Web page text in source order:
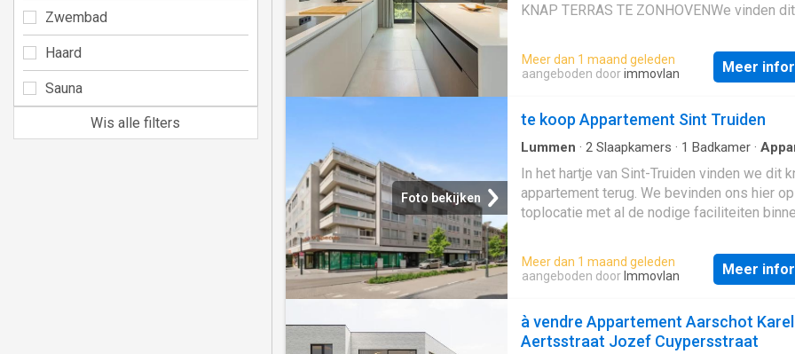
KNAP TERRAS TE ZONHOVENWe vinden dit
verdieping van een kleinschalige,
residentie, vlakbij Zonhoven-centrum. Op
wandelafstand vind je Zonhoven-centrum
restaurants en het openbaar vervoer. Op
wijze bereik je van hieruit de E314, alsook
(verbindingsweg Hasselt - Helchteren).
geweldig mooie wandel- en fietsroutes
groen, vind je bovendien vlakbij terug dankzij
natuurgebied 'De Wijers’. Een te waarderen
oud.Zowel de gemeenschappelijke als
inkomdeur zijn toegankelijk via handpalm-
buitenzijde zorgt bovendien voor een extra
van veiligheid. Je bereikt dit luxe-
Meer dan 1 maand geleden
aangeboden doorimmovlan Meer
Foto bekijken
te koop Appartement Sint Truiden
Lummen · 2 Slaapkamers · 1 Badkamer ·
In het hartje van Sint-Truiden vinden we dit
appartement terug. We bevinden ons hier
toplocatie met al de nodige faciliteiten
vervoer, etc. Het appartement is bovendien
zeer toegankelijk, aangezien de N80
om de hoek ligt en je in een mum van tijd in
op zoek naar een instapklaar appartement of
een goede investering? Dan is dit knap
Meer dan 1 maand geleden
aangeboden door Immovlan Meer
à vendre Appartement Aarschot Karel
Aertsstraat Jozef Cuypersstraat
Zwembad
Haard
Sauna
Wis alle filters